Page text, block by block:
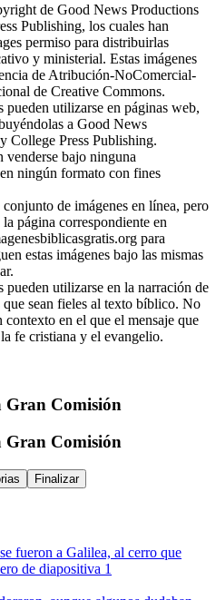
de Good News Productions
Publishing, los cuales han
permiso para distribuirlas
y ministerial. Estas imágenes
de Atribución-NoComercial-
de Creative Commons.
pueden utilizarse en páginas web,
a Good News
College Press Publishing.
venderse bajo ninguna
ningún formato con fines
de imágenes en línea, pero
página correspondiente en
para
estas imágenes bajo las mismas
pueden utilizarse en la narración de
sean fieles al texto bíblico. No
en el que el mensaje que
fe cristiana y el evangelio.
Gran Comisión
Gran Comisión
Finalizar